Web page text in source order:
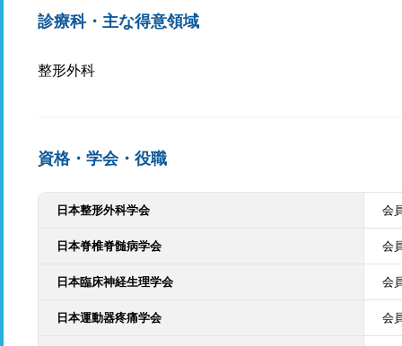
診療科・主な得意領域
整形外科
資格・学会・役職
日本整形外科学会 会
日本脊椎脊髄病学会 会
日本臨床神経生理学会 会
日本運動器疼痛学会 会